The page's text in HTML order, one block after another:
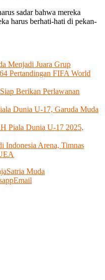
sadar bahwa mereka
harus berhati-hati di pekan-
Menjadi Juara Grup
Pertandingan FIFA World
Berikan Perlawanan
Dunia U-17, Garuda Muda
Piala Dunia U-17 2025,
Indonesia Arena, Timnas
Satria Muda
Email